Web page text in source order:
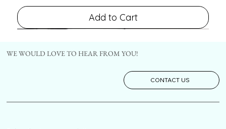
Add to Cart
WE WOULD LOVE TO HEAR FROM YOU!
CONTACT US